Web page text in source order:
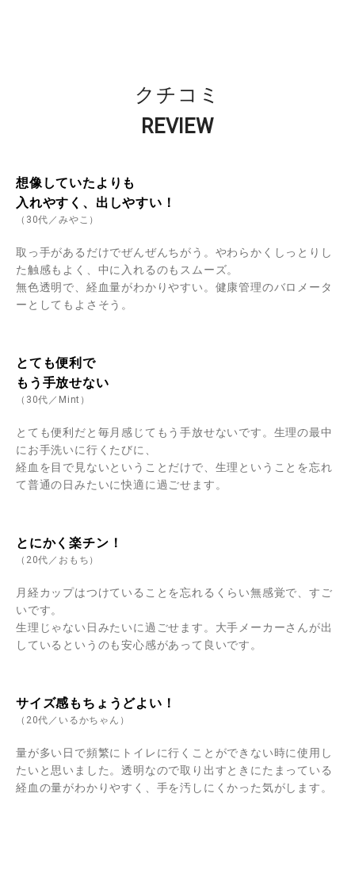
クチコミ
REVIEW
想像していたよりも
入れやすく、出しやすい！
（30代／みやこ）
取っ手があるだけでぜんぜんちがう。やわらかくしっとりし
た触感もよく、中に入れるのもスムーズ。
無色透明で、経血量がわかりやすい。健康管理のバロメータ
ーとしてもよさそう。
とても便利で
もう手放せない
（30代／Mint）
とても便利だと毎月感じてもう手放せないです。生理の最中
にお手洗いに行くたびに、
経血を目で見ないということだけで、生理ということを忘れ
て普通の日みたいに快適に過ごせます。
とにかく楽チン！
（20代／おもち）
月経カップはつけていることを忘れるくらい無感覚で、すご
いです。
生理じゃない日みたいに過ごせます。大手メーカーさんが出
しているというのも安心感があって良いです。
サイズ感もちょうどよい！
（20代／いるかちゃん）
量が多い日で頻繁にトイレに行くことができない時に使用し
たいと思いました。透明なので取り出すときにたまっている
経血の量がわかりやすく、手を汚しにくかった気がします。